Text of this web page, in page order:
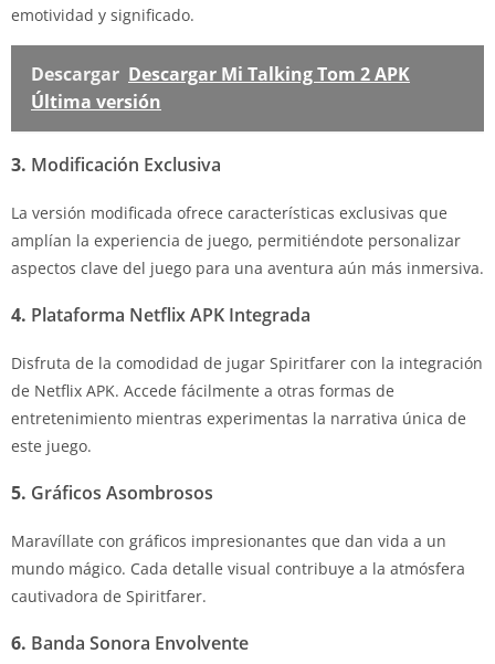
emotividad y significado.
Descargar Descargar Mi Talking Tom 2 APK
Última versión
3. Modificación Exclusiva
La versión modificada ofrece características exclusivas que
amplían la experiencia de juego, permitiéndote personalizar
aspectos clave del juego para una aventura aún más inmersiva.
4. Plataforma Netflix APK Integrada
Disfruta de la comodidad de jugar Spiritfarer con la integración
de Netflix APK. Accede fácilmente a otras formas de
entretenimiento mientras experimentas la narrativa única de
este juego.
5. Gráficos Asombrosos
Maravíllate con gráficos impresionantes que dan vida a un
mundo mágico. Cada detalle visual contribuye a la atmósfera
cautivadora de Spiritfarer.
6. Banda Sonora Envolvente